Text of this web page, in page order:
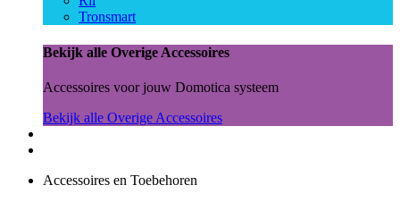
Tronsmart
Bekijk alle Overige Accessoires
Accessoires voor jouw Domotica systeem
Bekijk alle Overige Accessoires
Accessoires en Toebehoren